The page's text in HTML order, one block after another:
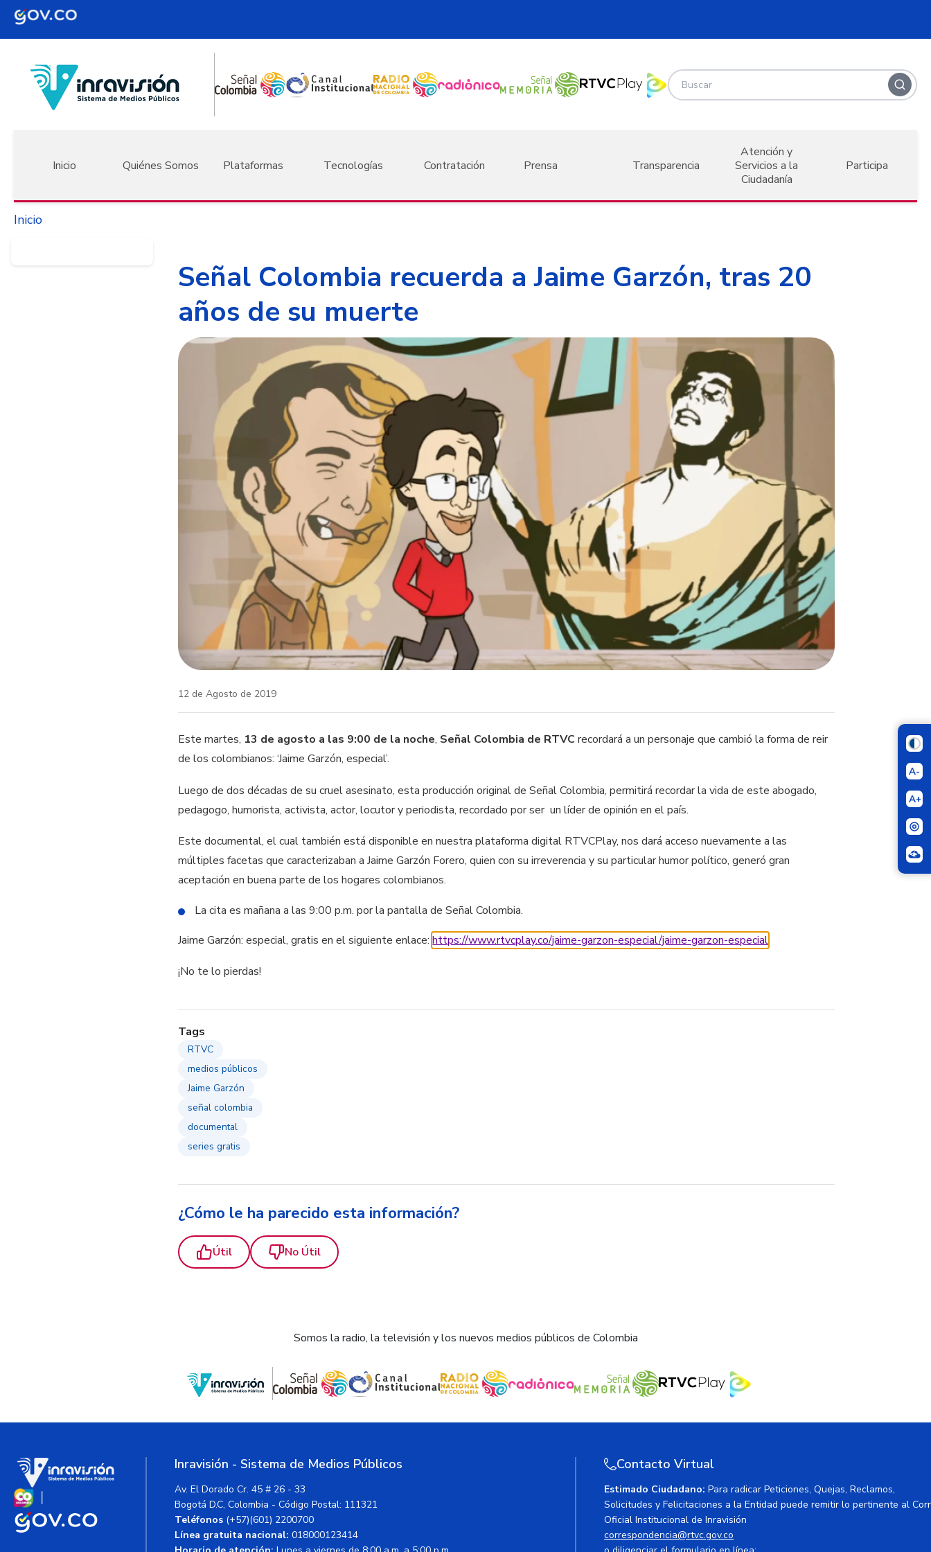
Pasar al contenido principal
Inicio Quiénes Somos Plataformas Tecnologías Contratación Prensa Transparencia
Atención y
Servicios a la
Ciudadanía
Participa
A-
A+
Inicio
Señal Colombia recuerda a Jaime Garzón, tras 20
años de su muerte
12 de Agosto de 2019
Este martes, 13 de agosto a las 9:00 de la noche, Señal Colombia de RTVC recordará a un personaje que cambió la forma de reir
de los colombianos: ‘Jaime Garzón, especial’.
Luego de dos décadas de su cruel asesinato, esta producción original de Señal Colombia, permitirá recordar la vida de este abogado,
pedagogo, humorista, activista, actor, locutor y periodista, recordado por ser un líder de opinión en el país.
Este documental, el cual también está disponible en nuestra plataforma digital RTVCPlay, nos dará acceso nuevamente a las
múltiples facetas que caracterizaban a Jaime Garzón Forero, quien con su irreverencia y su particular humor político, generó gran
aceptación en buena parte de los hogares colombianos.
La cita es mañana a las 9:00 p.m. por la pantalla de Señal Colombia.
Jaime Garzón: especial, gratis en el siguiente enlace:https://www.rtvcplay.co/jaime-garzon-especial/jaime-garzon-especial
¡No te lo pierdas!
Tags
RTVC
medios públicos
Jaime Garzón
señal colombia
documental
series gratis
¿Cómo le ha parecido esta información?
Útil No Útil
Somos la radio, la televisión y los nuevos medios públicos de Colombia
Inravisión - Sistema de Medios Públicos
Av. El Dorado Cr. 45 # 26 - 33
Bogotá D.C, Colombia - Código Postal: 111321
Teléfonos (+57)(601) 2200700
Línea gratuita nacional: 018000123414
Contacto Virtual
Estimado Ciudadano: Para radicar Peticiones, Quejas, Reclamos,
Solicitudes y Felicitaciones a la Entidad puede remitir lo pertinente al
Oficial Institucional de Inravisión
correspondencia@rtvc.gov.co